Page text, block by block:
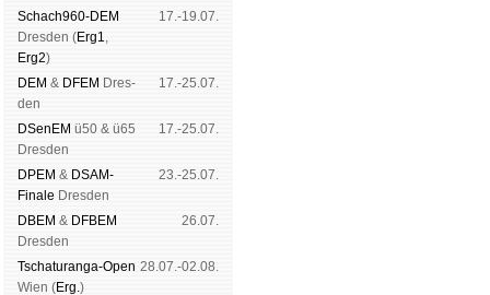
Schach960-DEM
Dres­den (Erg1,
Erg2)
17.-19.07.
DEM & DFEM Dres­
den
17.-25.07.
DSenEM ü50 & ü65
Dres­den
17.-25.07.
DPEM & DSAM-
Finale Dres­den
23.-25.07.
DBEM & DFBEM
Dres­den
26.07.
Tschaturanga-Open
Wien (Erg.)
28.07.-02.08.